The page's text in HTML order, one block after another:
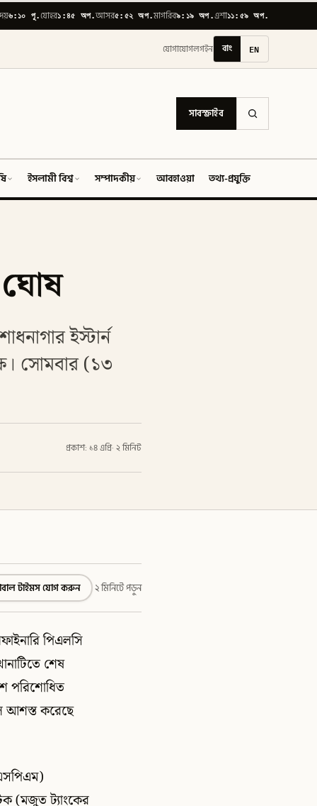
৬:১০ পূ.যোহর১:৪৫ অপ.আসর৫:৫২ অপ.মাগরিব৯:১৯ অপ.এশা১১:৫৯ অপ.
যোগাযোগলগইন বাং EN
সাবস্ক্রাইব
ইসলামী বিশ্ব সম্পাদকীয় আবহাওয়া তথ্য-প্রযুক্তি
ঘোষ
ইস্টার্ন
সোমবার (১৩
প্রকাশ: ১৪ এপ্রি· ২ মিনিট
টাইমস যোগ করুন ২ মিনিটে পড়ুন
পিএলসি
শেষ
পরিশোধিত
আশস্ত করেছে
(মজুত ট্যাংকের